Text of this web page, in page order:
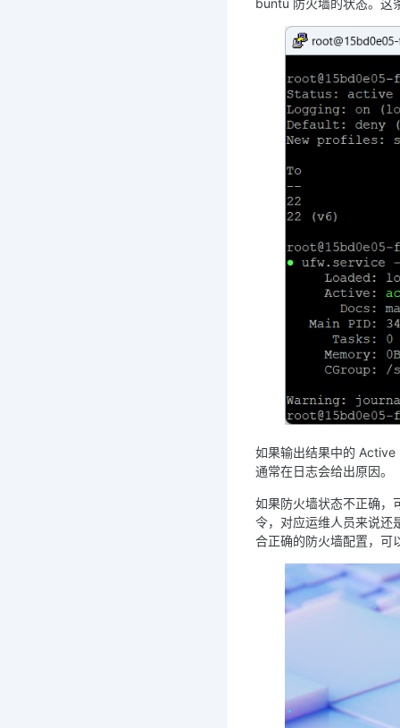
buntu 防火墙的状态。这
如果输出结果中的
通常在日志会给出原因。
如果防火墙状态不正确，
令，对应运维人员来说还
合正确的防火墙配置，可